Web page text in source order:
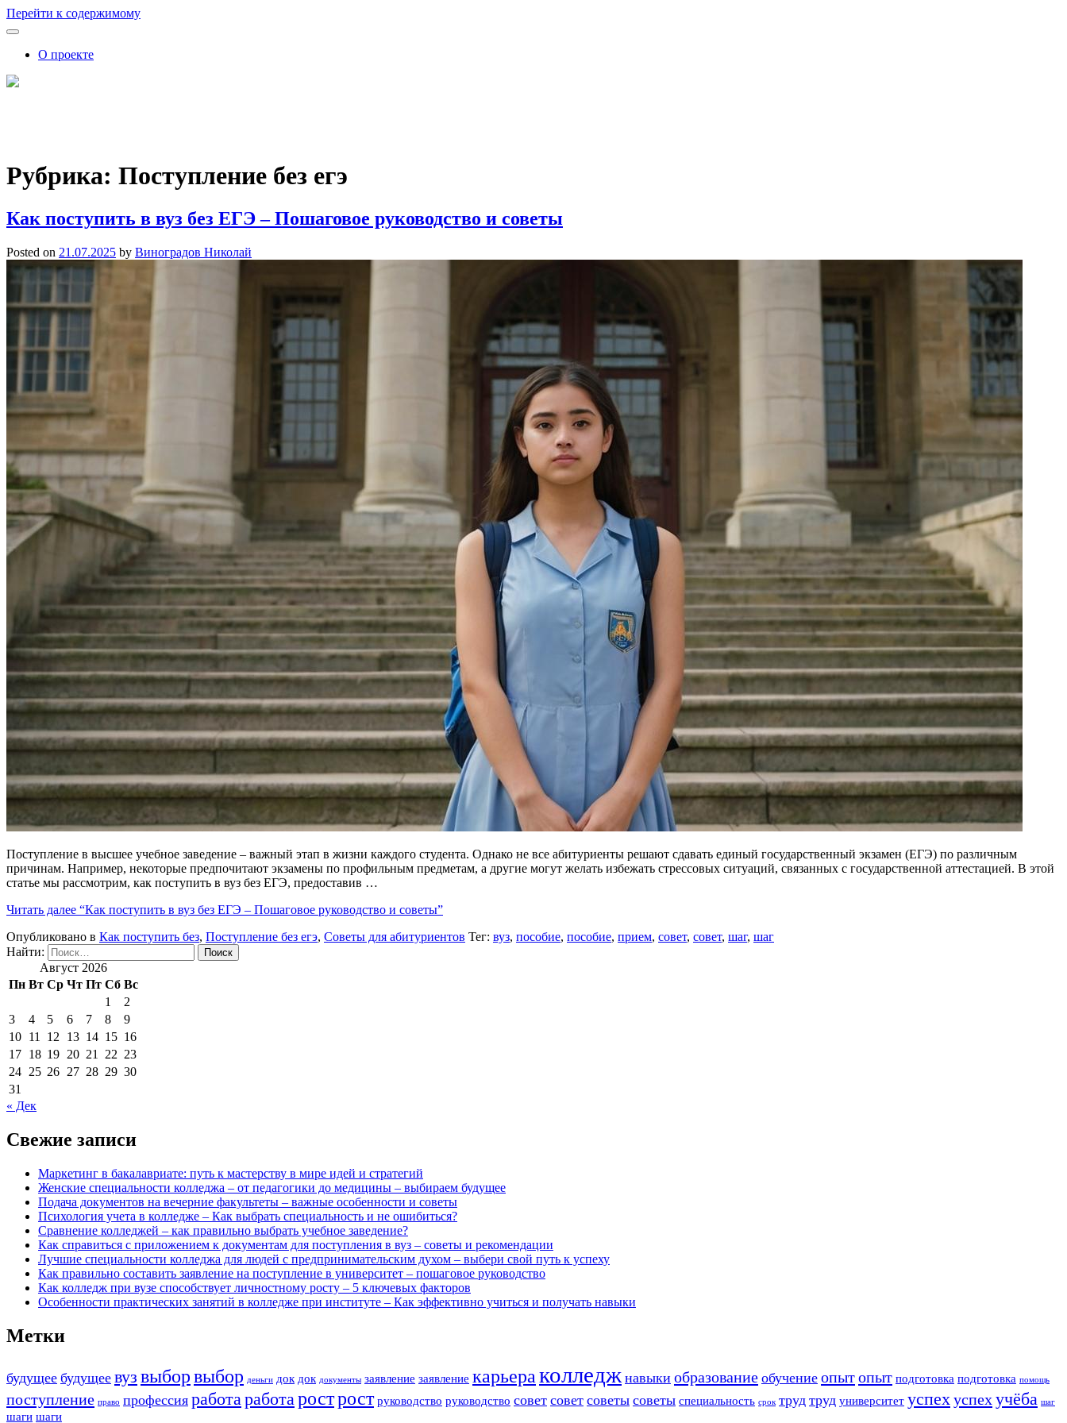
Перейти к содержимому
О проекте
Рубрика: Поступление без егэ
Как поступить в вуз без ЕГЭ – Пошаговое руководство и советы
Posted on 21.07.2025 by Виноградов Николай
Поступление в высшее учебное заведение – важный этап в жизни каждого студента. Однако не все абитуриенты решают сдавать единый государственный экзамен (ЕГЭ) по различным
причинам. Например, некоторые предпочитают экзамены по профильным предметам, а другие могут желать избежать стрессовых ситуаций, связанных с государственной аттестацией. В этой
статье мы рассмотрим, как поступить в вуз без ЕГЭ, предоставив …
Читать далее “Как поступить в вуз без ЕГЭ – Пошаговое руководство и советы”
Опубликовано в Как поступить без, Поступление без егэ, Советы для абитуриентов Тег: вуз, пособие, пособие, прием, совет, совет, шаг, шаг
Найти:
Август 2026
Пн Вт Ср Чт Пт Сб Вс
1
2
3
4 5 6 7 8
9
10 11 12 13 14 15 16
17 18 19 20 21 22 23
24 25 26 27 28 29 30
31
« Дек
Свежие записи
Маркетинг в бакалавриате: путь к мастерству в мире идей и стратегий
Женские специальности колледжа – от педагогики до медицины – выбираем будущее
Подача документов на вечерние факультеты – важные особенности и советы
Психология учета в колледже – Как выбрать специальность и не ошибиться?
Сравнение колледжей – как правильно выбрать учебное заведение?
Как справиться с приложением к документам для поступления в вуз – советы и рекомендации
Лучшие специальности колледжа для людей с предпринимательским духом – выбери свой путь к успеху
Как правильно составить заявление на поступление в университет – пошаговое руководство
Как колледж при вузе способствует личностному росту – 5 ключевых факторов
Особенности практических занятий в колледже при институте – Как эффективно учиться и получать навыки
Метки
будущее будущее вуз выборвыбор деньги док док документы заявление заявление карьераколледж навыки образование обучение опытопыт подготовка подготовка помощь
поступление право профессия работаработарострост руководство руководство совет совет советы советы специальность срок труд труд университет успехуспехучёба шаг
шаги шаги